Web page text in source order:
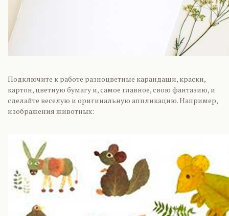
Подключите к работе разноцветные карандаши, краски,
картон, цветную бумагу и, самое главное, свою фантазию, и
сделайте веселую и оригинальную аппликацию. Например,
изображения животных: